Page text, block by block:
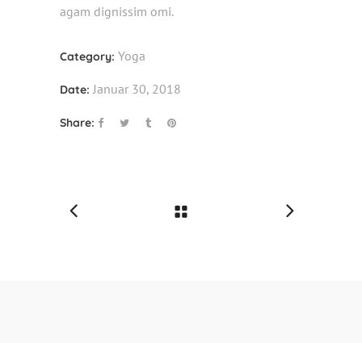
agam dignissim omi.
Category: Yoga
Date: Januar 30, 2018
Share: